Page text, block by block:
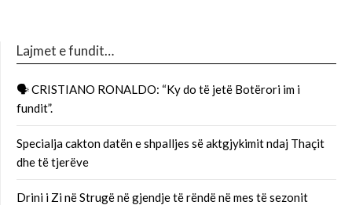
Lajmet e fundit…
🗣 CRISTIANO RONALDO: “Ky do të jetë Botërori im i
fundit”.
Specialja cakton datën e shpalljes së aktgjykimit ndaj Thaçit
dhe të tjerëve
Drini i Zi në Strugë në gjendje të rëndë në mes të sezonit